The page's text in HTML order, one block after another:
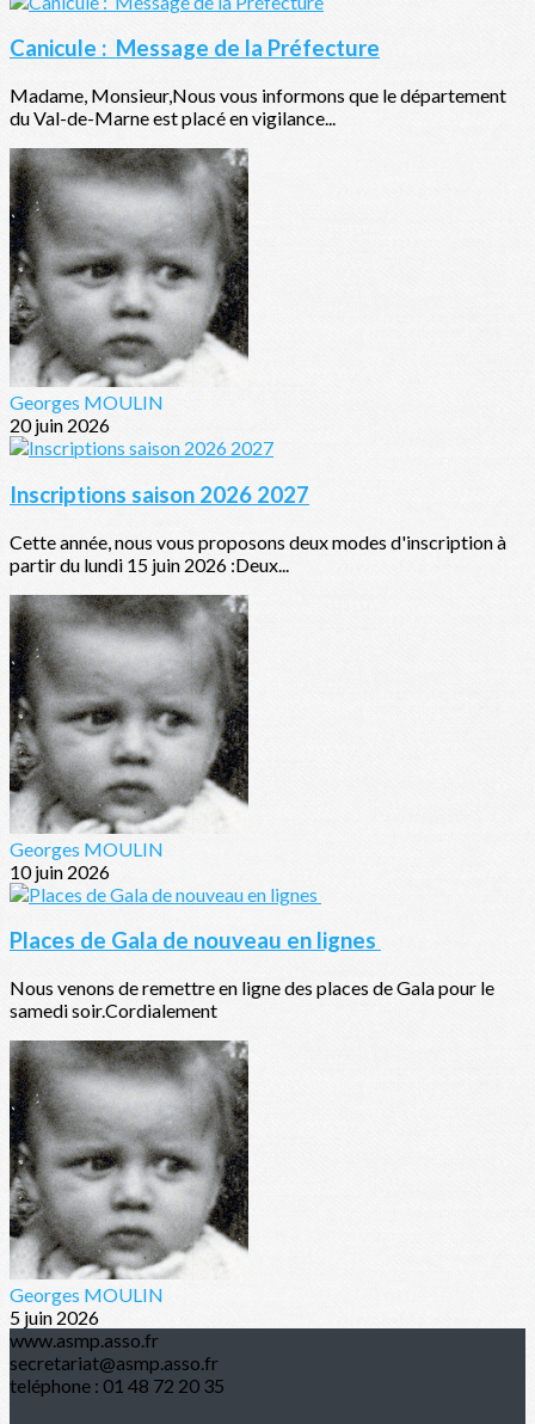
Canicule : Message de la Préfecture
Madame, Monsieur,Nous vous informons que le département
du Val-de-Marne est placé en vigilance...
Georges MOULIN
20 juin 2026
Inscriptions saison 2026 2027
Cette année, nous vous proposons deux modes d'inscription à
partir du lundi 15 juin 2026 :Deux...
Georges MOULIN
10 juin 2026
Places de Gala de nouveau en lignes
Nous venons de remettre en ligne des places de Gala pour le
samedi soir.Cordialement
Georges MOULIN
5 juin 2026
www.asmp.asso.fr
secretariat@asmp.asso.fr
teléphone : 01 48 72 20 35